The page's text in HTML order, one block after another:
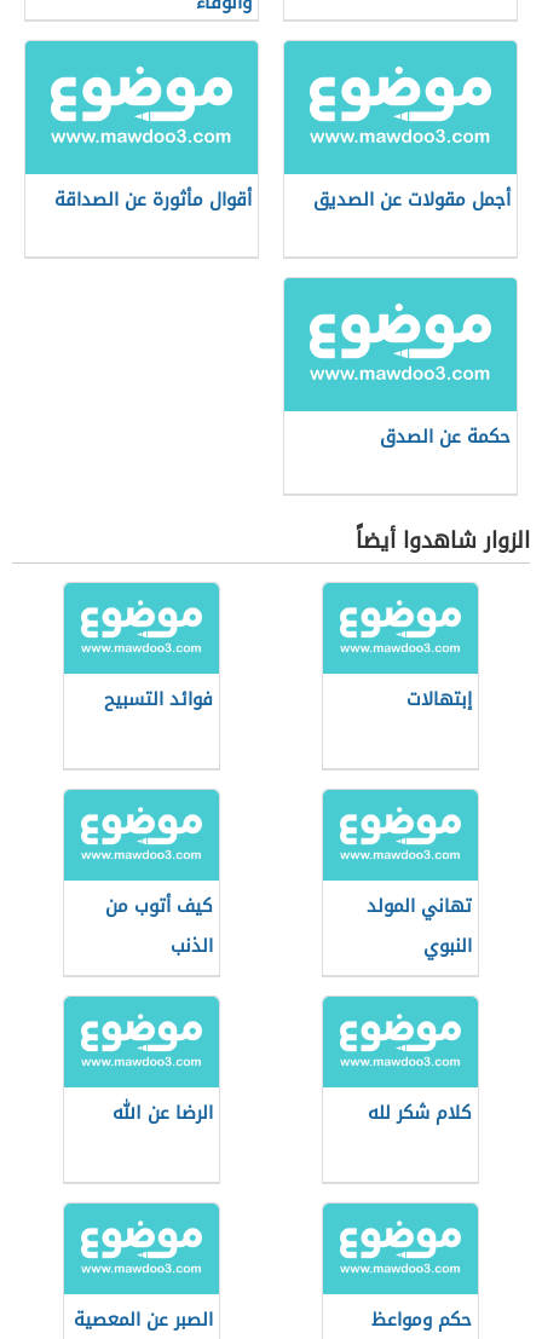
أجمل مقولات عن الصديق أقوال مأثورة عن الصداقة
حكمة عن الصدق
الزوار شاهدوا أيضاً
إبتهالات فوائد التسبيح
تهاني المولد
النبوي
كيف أتوب من
الذنب
كلام شكر لله الرضا عن الله
حكم ومواعظ
الصبر عن المعصية